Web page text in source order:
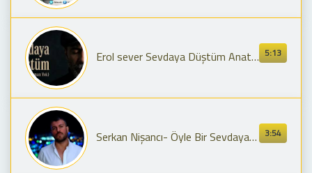
5:13
Erol sever Sevdaya Düştüm Anatolian Melancholic
3:54
Serkan Nişancı- Öyle Bir Sevdaya Düşmüşüm